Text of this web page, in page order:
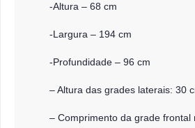
-Altura – 68 cm
-Largura – 194 cm
-Profundidade – 96 cm
– Altura das grades laterais: 30
– Comprimento da grade frontal